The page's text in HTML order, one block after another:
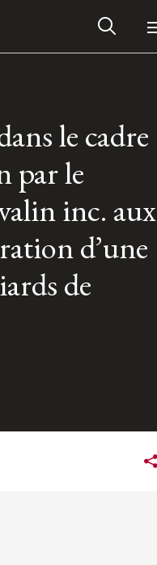
le cadre
par le
inc. aux
d’une
de